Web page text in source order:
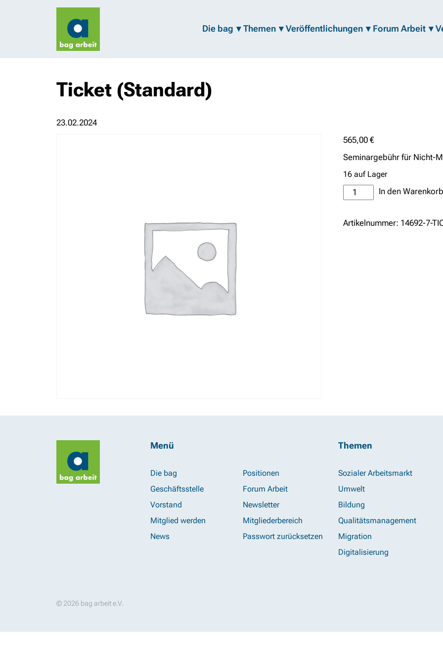
Die bag Themen Veröffentlichungen Forum Arbeit
Ticket (Standard)
23.02.2024
565,00€
Seminargebühr für Nicht-
16 auf Lager
Ticket
(Standard)
In den
Artikelnummer: 14692-7-
Menü
Die bag
Geschäftsstelle
Vorstand
Mitglied werden
News
Positionen
Forum Arbeit
Newsletter
Mitgliederbereich
Passwort zurücksetzen
Themen
Sozialer Arbeitsmarkt
Umwelt
Bildung
Qualitätsmanagement
Migration
Digitalisierung
© 2026 bag arbeit e.V.